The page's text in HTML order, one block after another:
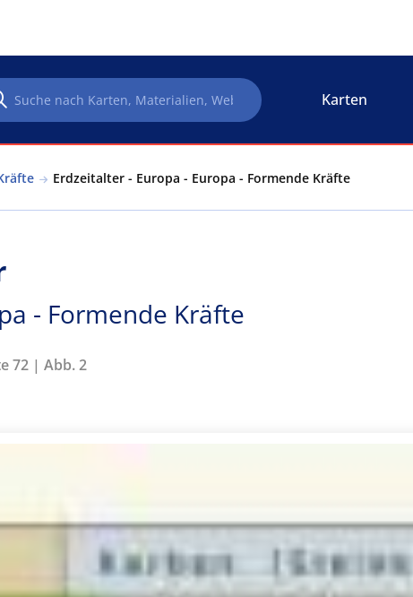
Karten
Erdzeitalter - Europa - Europa - Formende Kräfte
- Formende Kräfte
72 | Abb. 2